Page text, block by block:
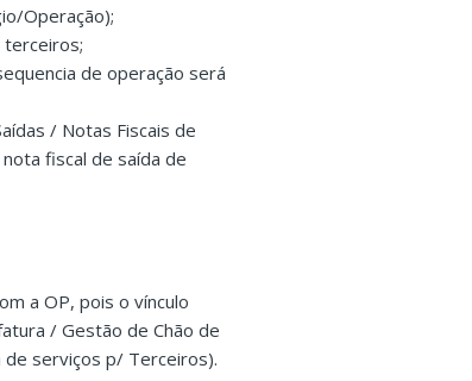
Operação);
terceiros;
de operação será
/ Notas Fiscais de
fiscal de saída de
a OP, pois o vínculo
/ Gestão de Chão de
serviços p/ Terceiros).